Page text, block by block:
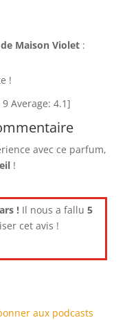
de Maison Violet :
!
9Average: 4.1]
avec ce parfum,
!
!Il nous a fallu 5
cet avis !
aux podcasts